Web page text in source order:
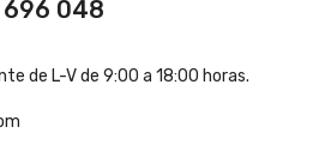
048
de L-V de 9:00 a 18:00 horas.